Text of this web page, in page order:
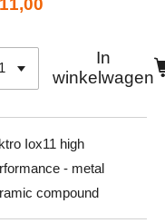
In
winkelwagen
Iox11 high
- metal
compound